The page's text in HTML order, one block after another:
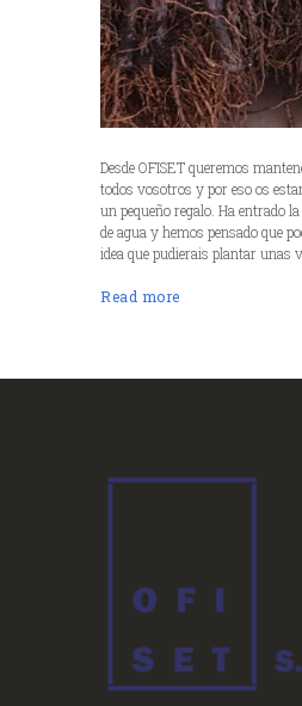
Desde OFISET queremos
todos vosotros y por eso os
un pequeño regalo. Ha entrado
de agua y hemos pensado que
idea que pudierais plantar unas
Read more